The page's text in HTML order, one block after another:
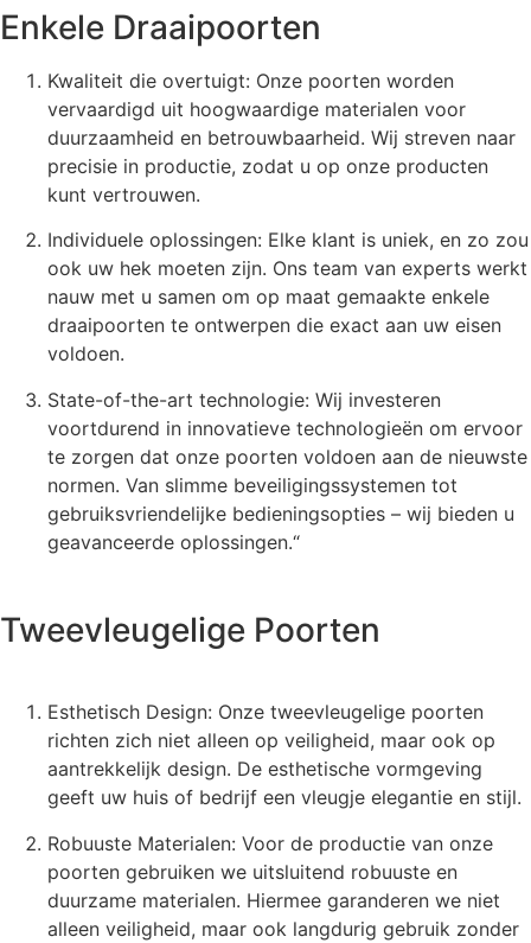
Enkele Draaipoorten
Kwaliteit die overtuigt: Onze poorten worden
vervaardigd uit hoogwaardige materialen voor
duurzaamheid en betrouwbaarheid. Wij streven naar
precisie in productie, zodat u op onze producten
kunt vertrouwen.
Individuele oplossingen: Elke klant is uniek, en zo zou
ook uw hek moeten zijn. Ons team van experts werkt
nauw met u samen om op maat gemaakte enkele
draaipoorten te ontwerpen die exact aan uw eisen
voldoen.
State-of-the-art technologie: Wij investeren
voortdurend in innovatieve technologieën om ervoor
te zorgen dat onze poorten voldoen aan de nieuwste
normen. Van slimme beveiligingssystemen tot
gebruiksvriendelijke bedieningsopties – wij bieden u
geavanceerde oplossingen.“
Tweevleugelige Poorten
Esthetisch Design: Onze tweevleugelige poorten
richten zich niet alleen op veiligheid, maar ook op
aantrekkelijk design. De esthetische vormgeving
geeft uw huis of bedrijf een vleugje elegantie en stijl.
Robuuste Materialen: Voor de productie van onze
poorten gebruiken we uitsluitend robuuste en
duurzame materialen. Hiermee garanderen we niet
alleen veiligheid, maar ook langdurig gebruik zonder